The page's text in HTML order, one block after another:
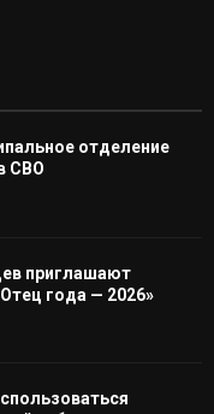
отделение
СВО
приглашают
года — 2026»